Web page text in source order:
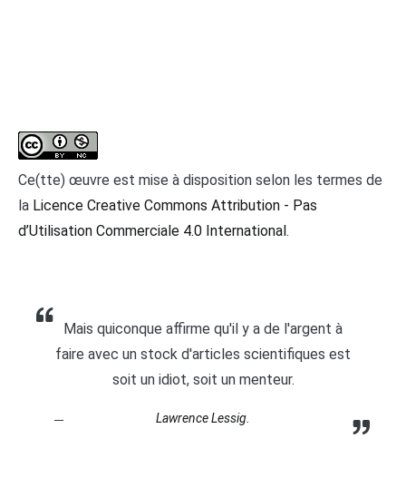
Ce(tte) œuvre est mise à disposition selon les termes de
la Licence Creative Commons Attribution - Pas
d’Utilisation Commerciale 4.0 International .
Mais quiconque affirme qu'il y a de l'argent à
faire avec un stock d'articles scientifiques est
soit un idiot, soit un menteur.
Lawrence Lessig.